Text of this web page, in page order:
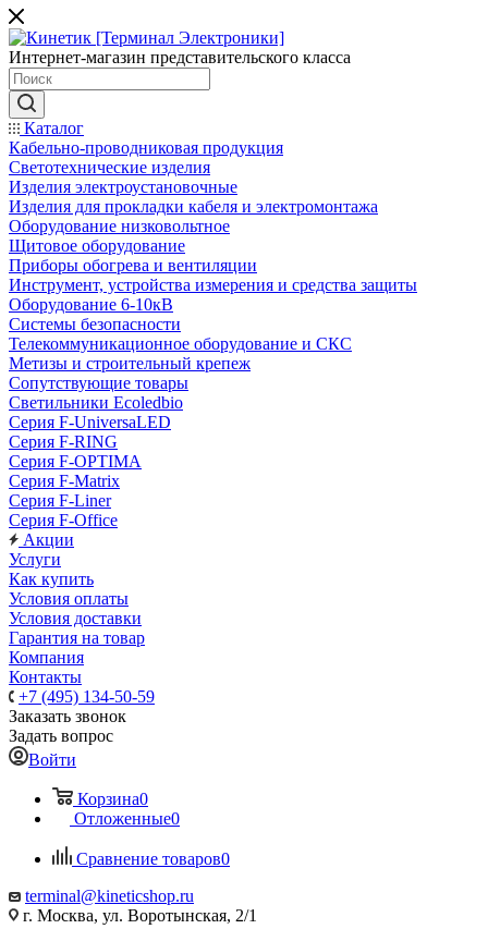
Интернет-магазин представительского класса
Каталог
Кабельно-проводниковая продукция
Светотехнические изделия
Изделия электроустановочные
Изделия для прокладки кабеля и электромонтажа
Оборудование низковольтное
Щитовое оборудование
Приборы обогрева и вентиляции
Инструмент, устройства измерения и средства защиты
Оборудование 6-10кВ
Системы безопасности
Телекоммуникационное оборудование и СКС
Метизы и строительный крепеж
Сопутствующие товары
Светильники Ecoledbio
Серия F-UniversaLED
Серия F-RING
Серия F-OPTIMA
Серия F-Matrix
Серия F-Liner
Серия F-Office
Акции
Услуги
Как купить
Условия оплаты
Условия доставки
Гарантия на товар
Компания
Контакты
+7 (495) 134-50-59
Заказать звонок
Задать вопрос
Войти
Корзина0
Отложенные0
Сравнение товаров0
terminal@kineticshop.ru
г. Москва, ул. Воротынская, 2/1